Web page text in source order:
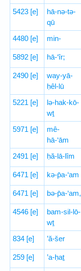
5423 [e]
hā-nə-tə-
qū
4480 [e] min-
5892 [e] hā-‘îr;
2490 [e]
way-yā-
ḥêl-lū
5221 [e]
lə-hak-kō-
wṯ
5971 [e]
mê-
hā-‘ām
2491 [e] ḥă-lā-lîm
6471 [e] kə-p̄a-‘am
6471 [e] bə-p̄a-‘am,
4546 [e]
bam-sil-lō-
wṯ
834 [e] ’ă-šer
259 [e] ’a-ḥaṯ